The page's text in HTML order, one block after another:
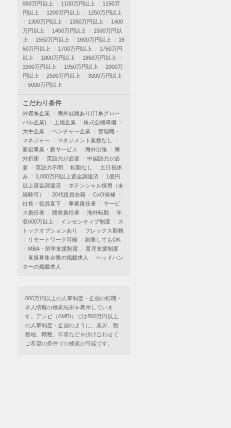
050万円以上
1100万円以上
1150万
円以上
1200万円以上
1250万円以上
1300万円以上
1350万円以上
1400
万円以上
1450万円以上
1500万円以
上
1550万円以上 1600万円以上
16
50万円以上
1700万円以上
1750万円
以上
1800万円以上
1850万円以上
1900万円以上
1950万円以上
2000万
円以上
2500万円以上
3000万円以上
5000万円以上
こだわり条件
外資系企業
海外展開あり(日系グロー
バル企業)
上場企業
株式公開準備
大手企業
ベンチャー企業
管理職・
マネジャー
マネジメント業務なし
新規事業・新サービス
海外出張
海
外折衝
英語力が必要
中国語力が必
要
英語力不問 転勤なし
土日祝休
み
3,000万円以上資金調達済
1億円
以上資金調達済
ポテンシャル採用（未
経験可）
20代役員在籍
CxO候補
社長・役員直下
事業責任者
サービ
ス責任者
開発責任者 海外転勤
年
収600万以上
インセンティブ制度
ス
トックオプションあり
フレックス勤務
リモートワーク可能
副業してもOK
MBA・留学支援制度
育児支援制度
直接募集企業の掲載求人
ヘッドハン
ターの掲載求人
800万円以上の人事制度・企画の転職・
求人情報の検索結果を表示していま
す。アンビ（AMBI）では800万円以上
の人事制度・企画のように、業界、勤
務地、職種、年収などを掛け合わせて
ご希望の条件での検索が可能です。